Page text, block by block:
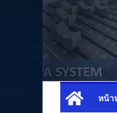
หน้า